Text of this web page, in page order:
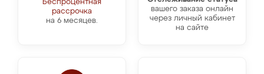
вашего заказа онлайн
через личный кабинет
на сайте
Беспроцентная
рассрочка
на 6 месяцев.